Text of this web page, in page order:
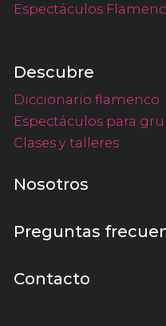
Espectáculos
Descubre
Diccionario flamenco
Espectáculos para
Clases y talleres
Nosotros
Preguntas
Contacto